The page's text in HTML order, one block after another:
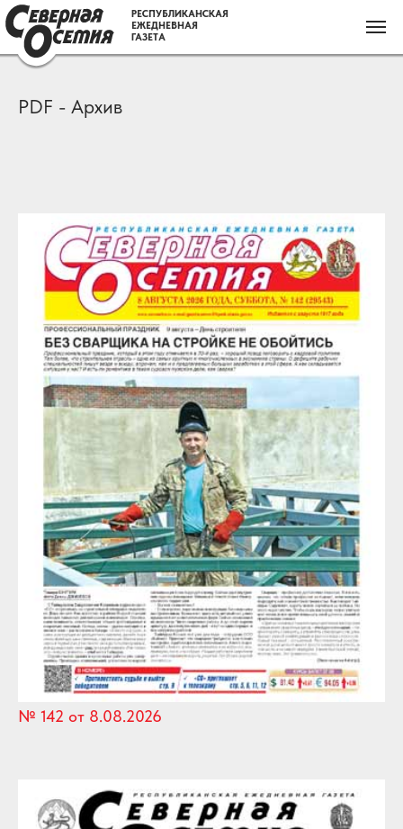
РЕСПУБЛИКАНСКАЯ
ЕЖЕДНЕВНАЯ
ГАЗЕТА
PDF - Архив
№ 142 от 8.08.2026